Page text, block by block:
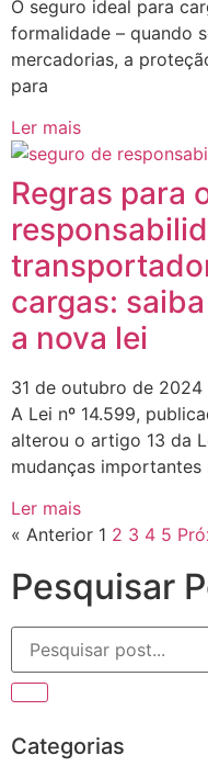
O seguro ideal para
formalidade – quando
mercadorias, a
para
Ler mais
Regras para
cargas:
a nova lei
31 de outubro de 2024
A Lei nº 14.599,
alterou o artigo 13 da
mudanças importantes
Ler mais
« Anterior 1 2 3 4 5
Pesquisar
Categorias